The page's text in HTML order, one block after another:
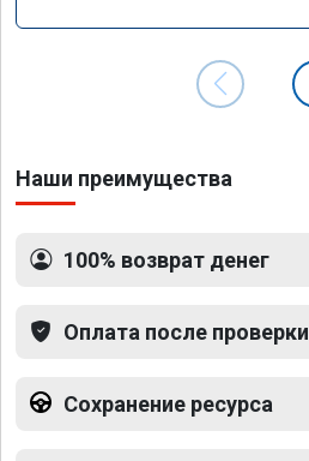
Наши преимущества
100% возврат денег
Оплата после проверки
Сохранение ресурса